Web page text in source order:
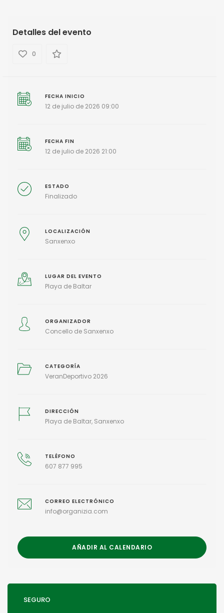
Detalles del evento
0
FECHA INICIO
12 de julio de 2026 09:00
FECHA FIN
12 de julio de 2026 21:00
ESTADO
Finalizado
LOCALIZACIÓN
Sanxenxo
LUGAR DEL EVENTO
Playa de Baltar
ORGANIZADOR
Concello de Sanxenxo
CATEGORÍA
VeranDeportivo 2026
DIRECCIÓN
Playa de Baltar, Sanxenxo
TELÉFONO
607 877 995
CORREO ELECTRÓNICO
info@organizia.com
AÑADIR AL CALENDARIO
SEGURO